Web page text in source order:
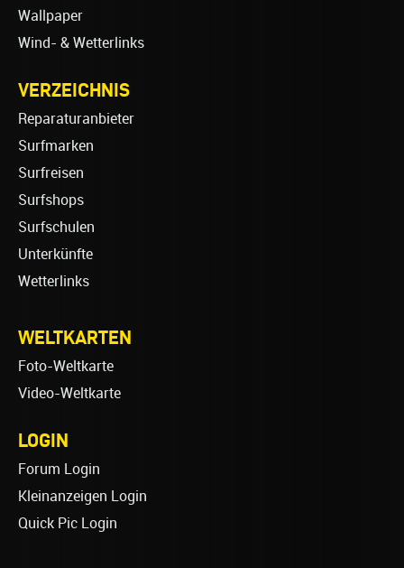
Wallpaper
Wind- & Wetterlinks
VERZEICHNIS
Reparaturanbieter
Surfmarken
Surfreisen
Surfshops
Surfschulen
Unterkünfte
Wetterlinks
WELTKARTEN
Foto-Weltkarte
Video-Weltkarte
LOGIN
Forum Login
Kleinanzeigen Login
Quick Pic Login